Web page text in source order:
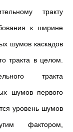
тракту
к ширине
шумов каскадов
тракта в целом.
тракта
шумов первого
уровень шумов
фактором,